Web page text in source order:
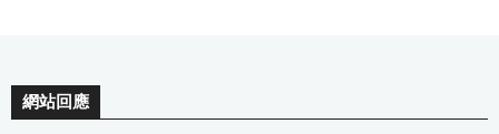
網站回應